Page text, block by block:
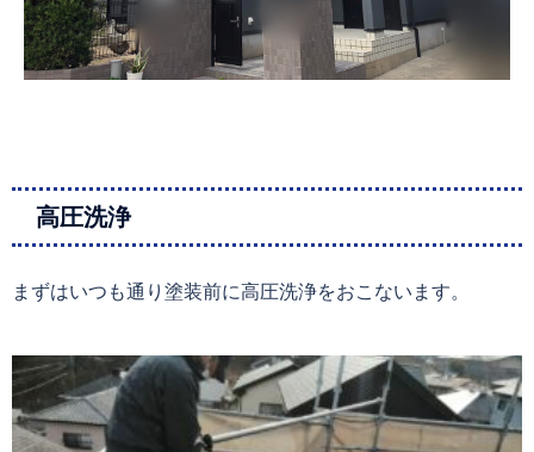
高圧洗浄
まずはいつも通り塗装前に高圧洗浄をおこないます。